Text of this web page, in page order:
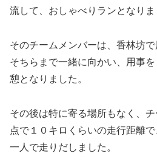
流して、おしゃべりランとなりま
そのチームメンバーは、香林坊で
そちらまで一緒に向かい、用事
憩となりました。
その後は特に寄る場所もなく、
点で１０キロくらいの走行距離
一人で走りだしました。